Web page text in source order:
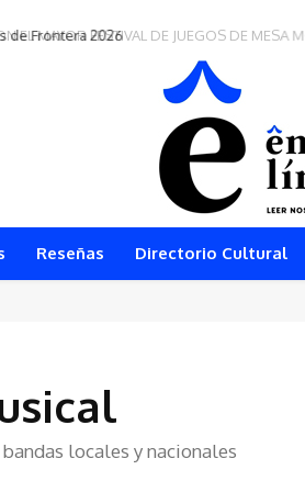
Frontera 2026
Reseñas Directorio Cultural
locales y nacionales